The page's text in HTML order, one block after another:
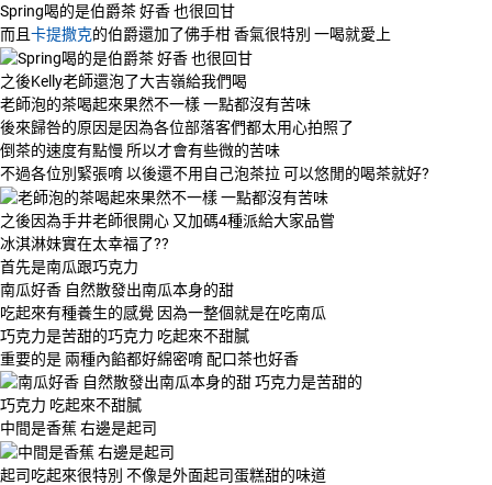
Spring喝的是伯爵茶 好香 也很回甘
而且卡提撒克的伯爵還加了佛手柑 香氣很特別 一喝就愛上
之後Kelly老師還泡了大吉嶺給我們喝
老師泡的茶喝起來果然不一樣 一點都沒有苦味
後來歸咎的原因是因為各位部落客們都太用心拍照了
倒茶的速度有點慢 所以才會有些微的苦味
不過各位別緊張唷 以後還不用自己泡茶拉 可以悠閒的喝茶就好?
之後因為手井老師很開心 又加碼4種派給大家品嘗
冰淇淋妹實在太幸福了??
首先是南瓜跟巧克力
南瓜好香 自然散發出南瓜本身的甜
吃起來有種養生的感覺 因為一整個就是在吃南瓜
巧克力是苦甜的巧克力 吃起來不甜膩
重要的是 兩種內餡都好綿密唷 配口茶也好香
中間是香蕉 右邊是起司
起司吃起來很特別 不像是外面起司蛋糕甜的味道